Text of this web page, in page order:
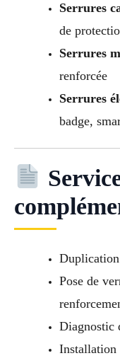
Serrures
de
Serrures
renforcée
Serrures
badge,
Pose de
Diagnostic
Installation